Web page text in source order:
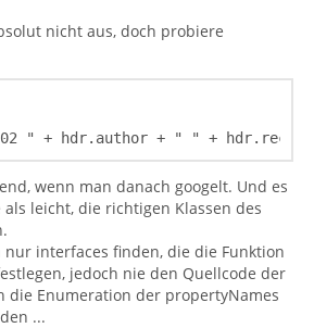
nicht aus, doch probiere
" + hdr.author + " " +
wenn man danach googelt. Und es
leicht, die richtigen Klassen des
nur interfaces finden, die die Funktion
jedoch nie den Quellcode der
die Enumeration der propertyNames
...